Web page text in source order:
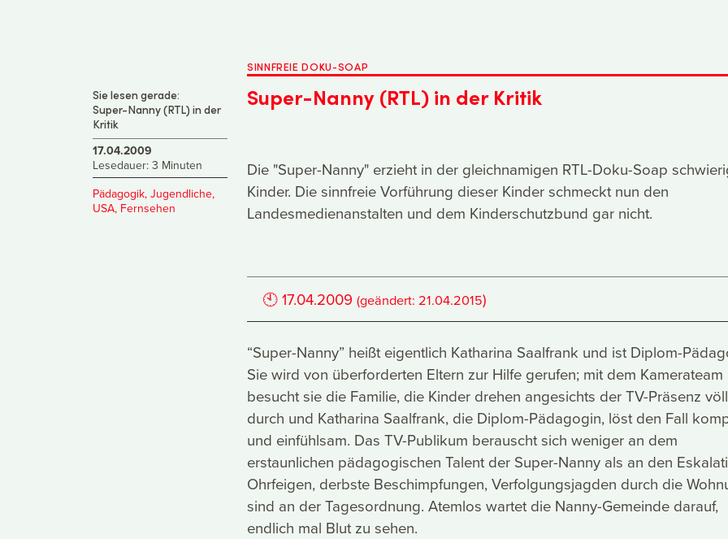
Sie lesen gerade:
Super-Nanny (RTL) in der
Kritik
17.04.2009
Lesedauer: 3 Minuten
Pädagogik, Jugendliche,
USA, Fernsehen
SINNFREIE DOKU-SOAP
Super-Nanny (RTL) in der Kritik
Die "Super-Nanny" erzieht in der gleichnamigen RTL-Doku-Soap
Kinder. Die sinnfreie Vorführung dieser Kinder schmeckt nun den
Landesmedienanstalten und dem Kinderschutzbund gar nicht.
🕙17.04.2009 (geändert:21.04.2015)
“Super-Nanny” heißt eigentlich Katharina Saalfrank und ist Diplom-
Sie wird von überforderten Eltern zur Hilfe gerufen; mit dem Kamerateam
besucht sie die Familie, die Kinder drehen angesichts der TV-Präsenz
durch und Katharina Saalfrank, die Diplom-Pädagogin, löst den Fall
und einfühlsam. Das TV-Publikum berauscht sich weniger an dem
erstaunlichen pädagogischen Talent der Super-Nanny als an den
Ohrfeigen, derbste Beschimpfungen, Verfolgungsjagden durch die
sind an der Tagesordnung. Atemlos wartet die Nanny-Gemeinde darauf,
endlich mal Blut zu sehen.